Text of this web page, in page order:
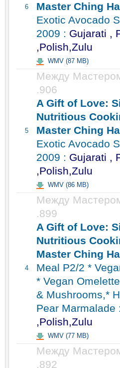
6
Master Ching
Exotic Avocado
2009 : Gujarati ,
,Polish,Zulu
WMV (87 MB)
5
Между
.906
A Gift of Love:
Nutritious
Master Ching
Exotic Avocado
2009 : Gujarati ,
,Polish,Zulu
WMV (86 MB)
4
Между
.899
A Gift of Love:
Nutritious
Master Ching
Meal P2/2 *
* Vegan
& Mushrooms,*
Pear Marmalade :
,Polish,Zulu
WMV (77 MB)
Между
.892